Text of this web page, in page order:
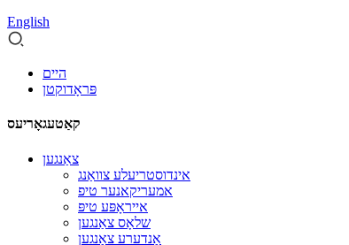
English
היים
פּראָדוקטן
קאַטעגאָריעס
צאַנגען
אינדוסטריעלע צוואַנג
אמעריקאנער טיפ
אייראָפּע טיפּ
שלאָס צאַנגען
אַנדערע צאַנגען